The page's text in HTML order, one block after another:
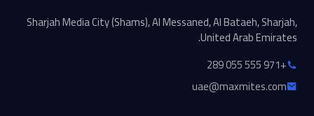
Sharjah Media City (Shams), Al Messaned, Al Bataeh, Sharjah,
United Arab Emirates.
+971 555 055 289
uae@maxmites.com